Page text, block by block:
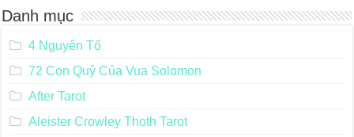
Danh mục
4 Nguyên Tố
72 Con Quỷ Của Vua Solomon
After Tarot
Aleister Crowley Thoth Tarot